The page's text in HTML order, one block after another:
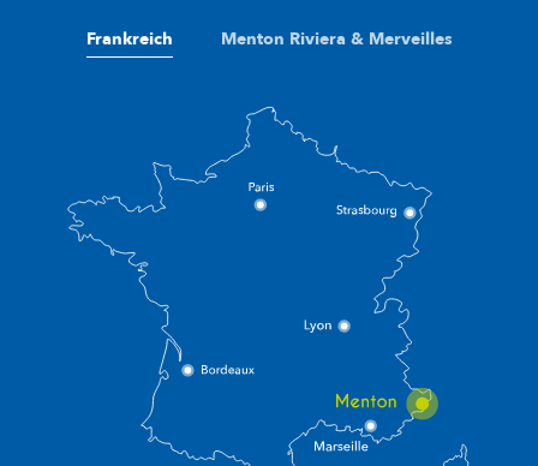
Frankreich Menton Riviera & Merveilles